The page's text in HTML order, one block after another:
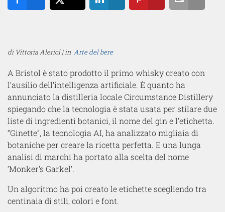
di Vittoria Alerici | in Arte del bere
A Bristol è stato prodotto il primo whisky creato con
l’ausilio dell’intelligenza artificiale. È quanto ha
annunciato la distilleria locale Circumstance Distillery
spiegando che la tecnologia è stata usata per stilare due
liste di ingredienti botanici, il nome del gin e l’etichetta.
“Ginette”, la tecnologia AI, ha analizzato migliaia di
botaniche per creare la ricetta perfetta. E una lunga
analisi di marchi ha portato alla scelta del nome
‘Monker’s Garkel’.
Un algoritmo ha poi creato le etichette scegliendo tra
centinaia di stili, colori e font.